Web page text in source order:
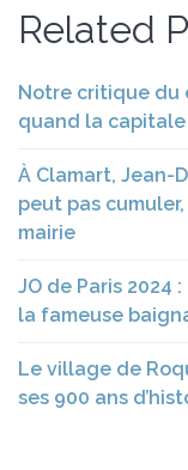
Related
Notre critique du
quand la capitale
À Clamart, Jean-
peut pas
mairie
JO de Paris 2024
la fameuse
Le village de
ses 900 ans